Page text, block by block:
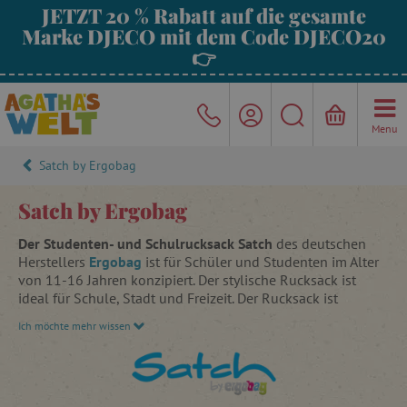
JETZT 20 % Rabatt auf die gesamte
Marke DJECO mit dem Code DJECO20
👉
Menu
Satch by Ergobag
Satch by Ergobag
Der Studenten- und Schulrucksack Satch des deutschen
Herstellers Ergobag ist für Schüler und Studenten im Alter
von 11-16 Jahren konzipiert. Der stylische Rucksack ist
ideal für Schule, Stadt und Freizeit. Der Rucksack ist
durchdacht.Dank seines einzigartigen ergonomischen
Konzepts lässt er sich auf eine Körpergröße zwischen 1,40
und 1,80 m einstellen.
Ich möchte mehr wissen